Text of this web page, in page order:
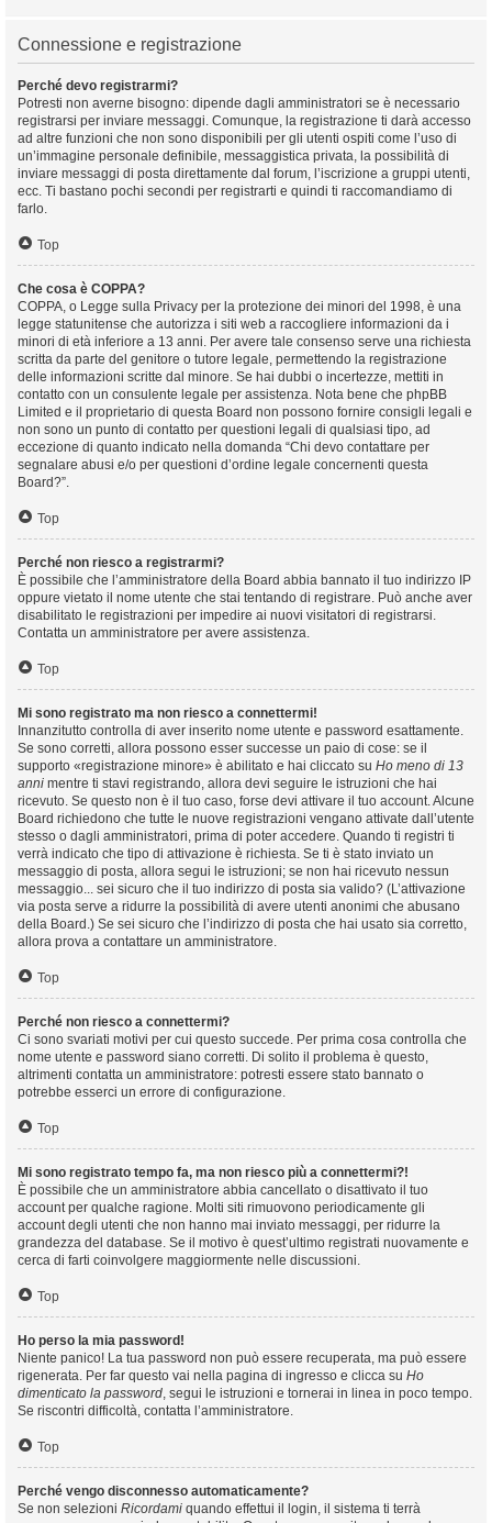
Connessione e registrazione
Perché devo registrarmi?
Potresti non averne bisogno: dipende dagli amministratori se è necessario
registrarsi per inviare messaggi. Comunque, la registrazione ti darà accesso
ad altre funzioni che non sono disponibili per gli utenti ospiti come l’uso di
un’immagine personale definibile, messaggistica privata, la possibilità di
inviare messaggi di posta direttamente dal forum, l’iscrizione a gruppi utenti,
ecc. Ti bastano pochi secondi per registrarti e quindi ti raccomandiamo di
farlo.
Top
Che cosa è COPPA?
COPPA, o Legge sulla Privacy per la protezione dei minori del 1998, è una
legge statunitense che autorizza i siti web a raccogliere informazioni da i
minori di età inferiore a 13 anni. Per avere tale consenso serve una richiesta
scritta da parte del genitore o tutore legale, permettendo la registrazione
delle informazioni scritte dal minore. Se hai dubbi o incertezze, mettiti in
contatto con un consulente legale per assistenza. Nota bene che phpBB
Limited e il proprietario di questa Board non possono fornire consigli legali e
non sono un punto di contatto per questioni legali di qualsiasi tipo, ad
eccezione di quanto indicato nella domanda “Chi devo contattare per
segnalare abusi e/o per questioni d’ordine legale concernenti questa
Board?”.
Top
Perché non riesco a registrarmi?
È possibile che l’amministratore della Board abbia bannato il tuo indirizzo IP
oppure vietato il nome utente che stai tentando di registrare. Può anche aver
disabilitato le registrazioni per impedire ai nuovi visitatori di registrarsi.
Contatta un amministratore per avere assistenza.
Top
Mi sono registrato ma non riesco a connettermi!
Innanzitutto controlla di aver inserito nome utente e password esattamente.
Se sono corretti, allora possono esser successe un paio di cose: se il
supporto «registrazione minore» è abilitato e hai cliccato su Ho meno di 13
anni mentre ti stavi registrando, allora devi seguire le istruzioni che hai
ricevuto. Se questo non è il tuo caso, forse devi attivare il tuo account. Alcune
Board richiedono che tutte le nuove registrazioni vengano attivate dall’utente
stesso o dagli amministratori, prima di poter accedere. Quando ti registri ti
verrà indicato che tipo di attivazione è richiesta. Se ti è stato inviato un
messaggio di posta, allora segui le istruzioni; se non hai ricevuto nessun
messaggio... sei sicuro che il tuo indirizzo di posta sia valido? (L’attivazione
via posta serve a ridurre la possibilità di avere utenti anonimi che abusano
della Board.) Se sei sicuro che l’indirizzo di posta che hai usato sia corretto,
allora prova a contattare un amministratore.
Top
Perché non riesco a connettermi?
Ci sono svariati motivi per cui questo succede. Per prima cosa controlla che
nome utente e password siano corretti. Di solito il problema è questo,
altrimenti contatta un amministratore: potresti essere stato bannato o
potrebbe esserci un errore di configurazione.
Top
Mi sono registrato tempo fa, ma non riesco più a connettermi?!
È possibile che un amministratore abbia cancellato o disattivato il tuo
account per qualche ragione. Molti siti rimuovono periodicamente gli
account degli utenti che non hanno mai inviato messaggi, per ridurre la
grandezza del database. Se il motivo è quest’ultimo registrati nuovamente e
cerca di farti coinvolgere maggiormente nelle discussioni.
Top
Ho perso la mia password!
Niente panico! La tua password non può essere recuperata, ma può essere
rigenerata. Per far questo vai nella pagina di ingresso e clicca su Ho
dimenticato la password, segui le istruzioni e tornerai in linea in poco tempo.
Se riscontri difficoltà, contatta l’amministratore.
Top
Perché vengo disconnesso automaticamente?
Se non selezioni Ricordami quando effettui il login, il sistema ti terrà